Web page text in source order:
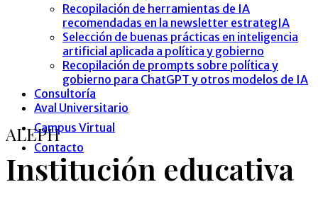
Recopilación de herramientas de IA
recomendadas en la newsletter estrategIA
Selección de buenas prácticas en inteligencia
artificial aplicada a política y gobierno
Recopilación de prompts sobre política y
gobierno para ChatGPT y otros modelos de IA
Consultoría
Aval Universitario
Campus Virtual
Contacto
ALEPH
Institución educativa